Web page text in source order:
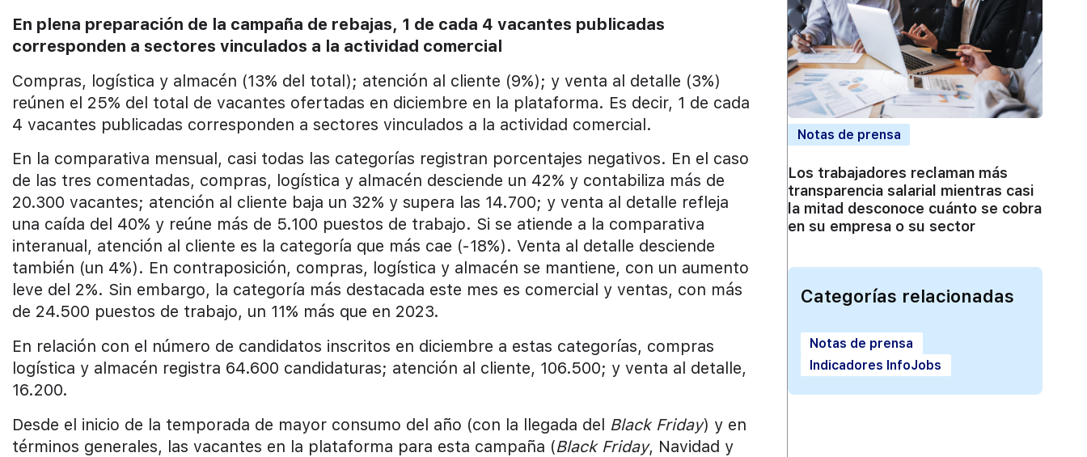
En plena preparación de la campaña de rebajas, 1 de cada 4 vacantes publicadas
corresponden a sectores vinculados a la actividad comercial
Compras, logística y almacén (13% del total); atención al cliente (9%); y venta al detalle (3%)
reúnen el 25% del total de vacantes ofertadas en diciembre en la plataforma. Es decir, 1 de cada
4 vacantes publicadas corresponden a sectores vinculados a la actividad comercial.
En la comparativa mensual, casi todas las categorías registran porcentajes negativos. En el caso
de las tres comentadas, compras, logística y almacén desciende un 42% y contabiliza más de
20.300 vacantes; atención al cliente baja un 32% y supera las 14.700; y venta al detalle refleja
una caída del 40% y reúne más de 5.100 puestos de trabajo. Si se atiende a la comparativa
interanual, atención al cliente es la categoría que más cae (-18%). Venta al detalle desciende
también (un 4%). En contraposición, compras, logística y almacén se mantiene, con un aumento
leve del 2%. Sin embargo, la categoría más destacada este mes es comercial y ventas, con más
de 24.500 puestos de trabajo, un 11% más que en 2023.
En relación con el número de candidatos inscritos en diciembre a estas categorías, compras
logística y almacén registra 64.600 candidaturas; atención al cliente, 106.500; y venta al detalle,
16.200.
Desde el inicio de la temporada de mayor consumo del año (con la llegada del Black Friday) y en
términos generales, las vacantes en la plataforma para esta campaña (Black Friday, Navidad y
Notas de prensa
Los trabajadores reclaman más
transparencia salarial mientras casi
la mitad desconoce cuánto se cobra
en su empresa o su sector
Categorías relacionadas
Notas de prensa
Indicadores InfoJobs